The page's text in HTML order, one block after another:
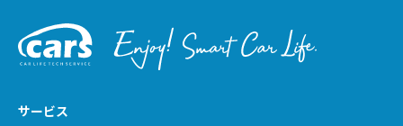
サービス